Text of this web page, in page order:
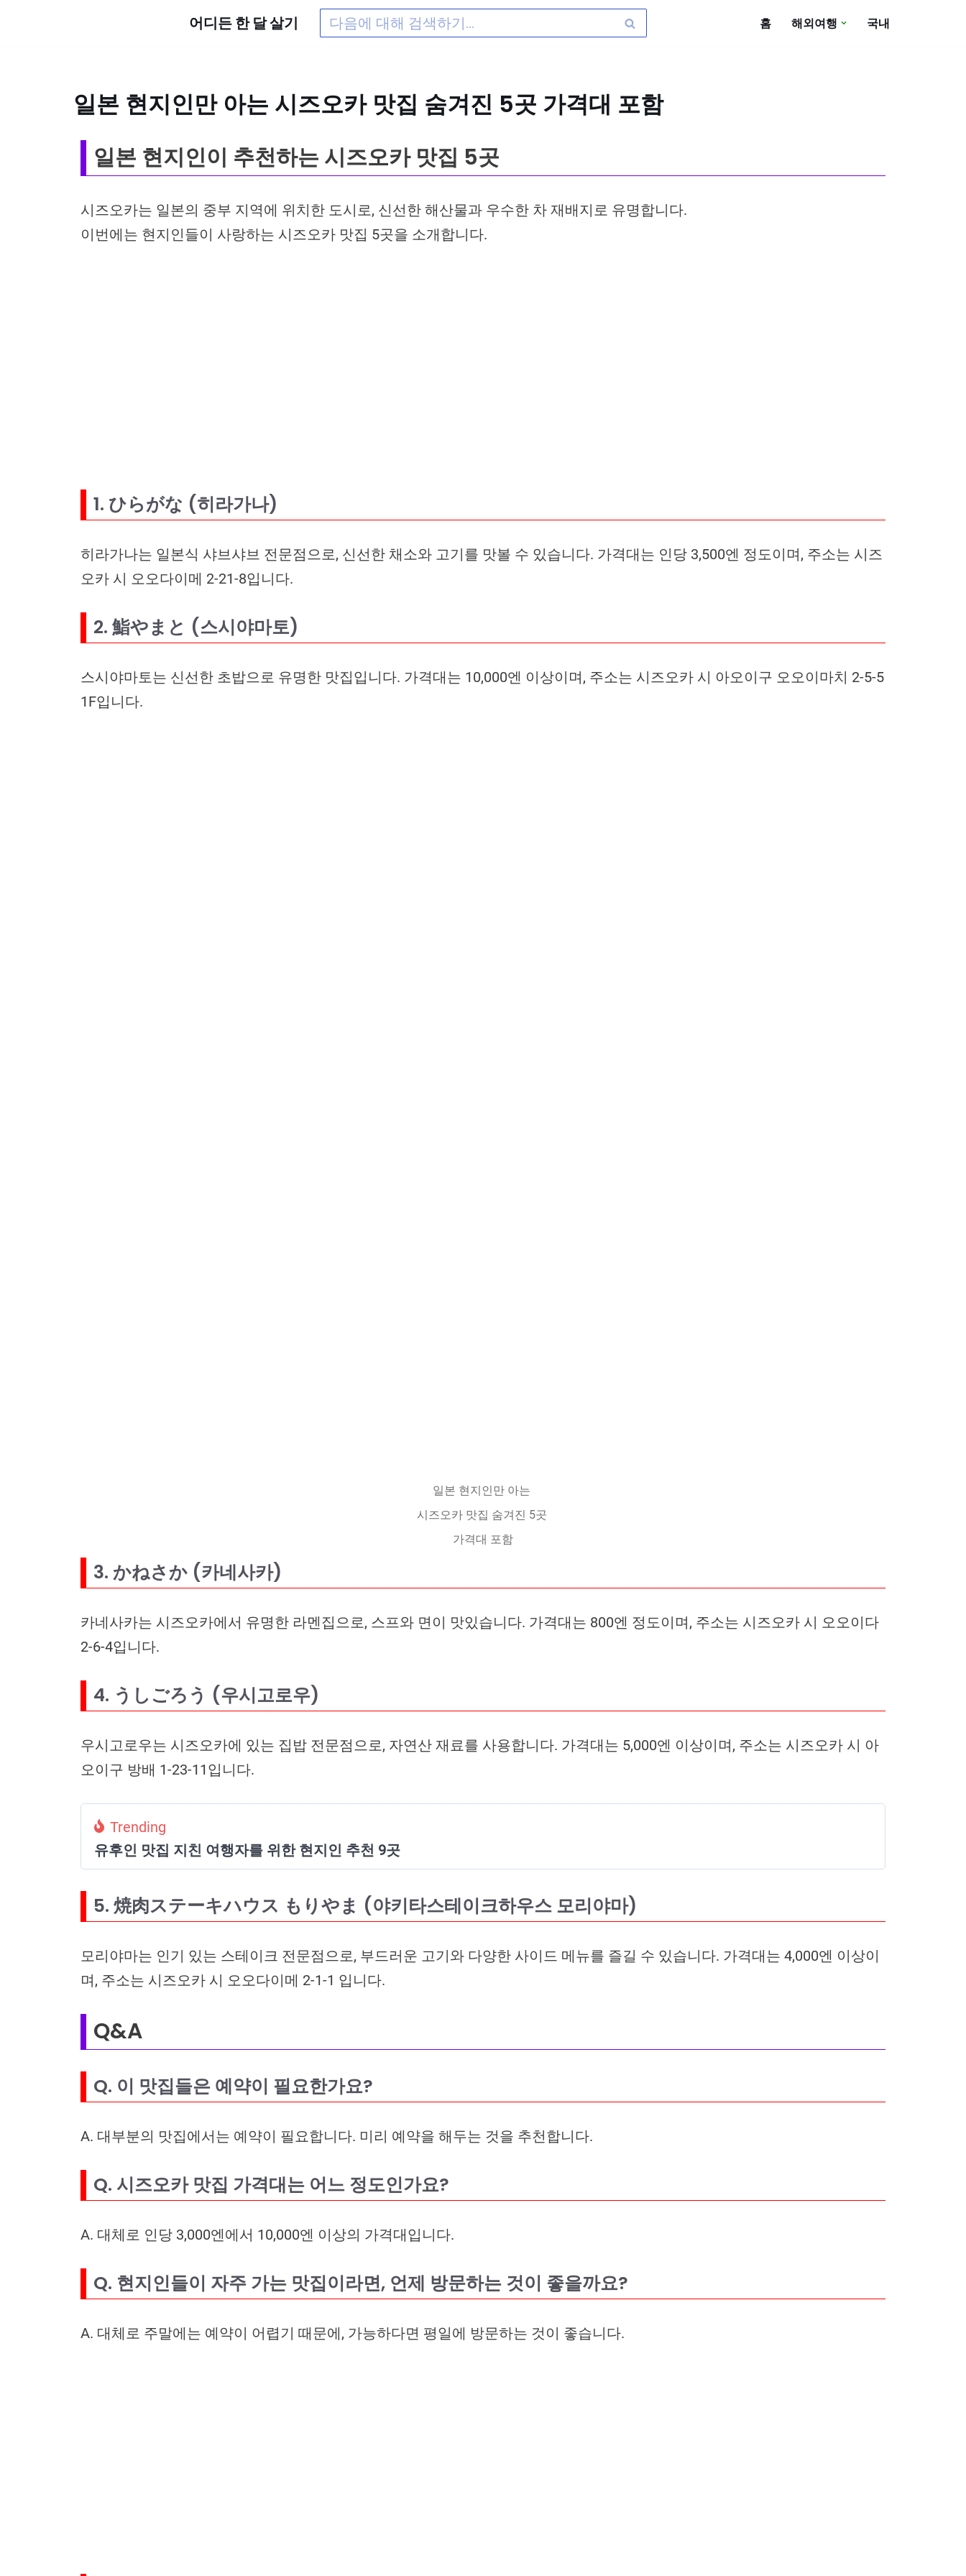
어디든 한 달 살기 홈 해외여행 국내
일본 현지인만 아는 시즈오카 맛집 숨겨진 5곳 가격대 포함
일본 현지인이 추천하는 시즈오카 맛집 5곳
시즈오카는 일본의 중부 지역에 위치한 도시로, 신선한 해산물과 우수한 차 재배지로 유명합니다.
이번에는 현지인들이 사랑하는 시즈오카 맛집 5곳을 소개합니다.
1. ひらがな (히라가나)
히라가나는 일본식 샤브샤브 전문점으로, 신선한 채소와 고기를 맛볼 수 있습니다. 가격대는 인당 3,500엔 정도이며, 주소는 시즈
오카 시 오오다이메 2-21-8입니다.
2. 鮨やまと (스시야마토)
스시야마토는 신선한 초밥으로 유명한 맛집입니다. 가격대는 10,000엔 이상이며, 주소는 시즈오카 시 아오이구 오오이마치 2-5-5
1F입니다.
일본 현지인만 아는
시즈오카 맛집 숨겨진 5곳
가격대 포함
3. かねさか (카네사카)
카네사카는 시즈오카에서 유명한 라멘집으로, 스프와 면이 맛있습니다. 가격대는 800엔 정도이며, 주소는 시즈오카 시 오오이다
2-6-4입니다.
4. うしごろう (우시고로우)
우시고로우는 시즈오카에 있는 집밥 전문점으로, 자연산 재료를 사용합니다. 가격대는 5,000엔 이상이며, 주소는 시즈오카 시 아
오이구 방배 1-23-11입니다.
Trending
유후인 맛집 지친 여행자를 위한 현지인 추천 9곳
5. 焼肉ステーキハウス もりやま (야키타스테이크하우스 모리야마)
모리야마는 인기 있는 스테이크 전문점으로, 부드러운 고기와 다양한 사이드 메뉴를 즐길 수 있습니다. 가격대는 4,000엔 이상이
며, 주소는 시즈오카 시 오오다이메 2-1-1 입니다.
Q&A
Q. 이 맛집들은 예약이 필요한가요?
A. 대부분의 맛집에서는 예약이 필요합니다. 미리 예약을 해두는 것을 추천합니다.
Q. 시즈오카 맛집 가격대는 어느 정도인가요?
A. 대체로 인당 3,000엔에서 10,000엔 이상의 가격대입니다.
Q. 현지인들이 자주 가는 맛집이라면, 언제 방문하는 것이 좋을까요?
A. 대체로 주말에는 예약이 어렵기 때문에, 가능하다면 평일에 방문하는 것이 좋습니다.